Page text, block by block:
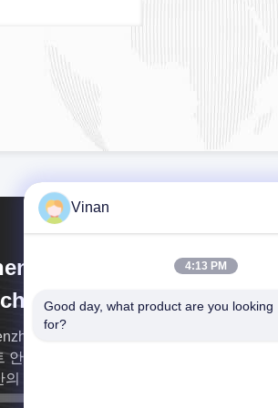
Anpo Intelligence
Co., Ltd.
Anpo Intelligence Technology Co.,
안경 및 마이크로 디스플레이 모듈 전문 회
의 경험을 보유하고 있습니다.
Vinan
4:13 PM
Good day, what product are you looking
for?